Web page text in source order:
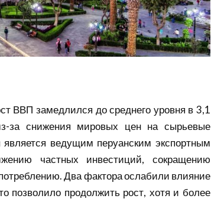
ВВП замедлился до среднего уровня в 3,1
за снижения мировых цен на сырьевые
ведущим перуанским экспортным
частных инвестиций, сокращению
Два фактора ослабили влияние
позволило продолжить рост, хотя и более